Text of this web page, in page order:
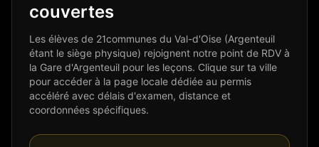
couvertes
Les élèves de 21communes du Val-d'Oise (Argenteuil
étant le siège physique) rejoignent notre point de RDV à
la Gare d'Argenteuil pour les leçons. Clique sur ta ville
pour accéder à la page locale dédiée au permis
accéléré avec délais d'examen, distance et
coordonnées spécifiques.